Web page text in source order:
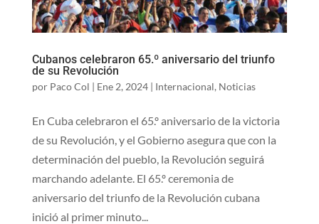
Cubanos celebraron 65.º aniversario del triunfo
de su Revolución
por Paco Col | Ene 2, 2024| Internacional, Noticias
En Cuba celebraron el 65.º aniversario de la victoria
de su Revolución, y el Gobierno asegura que con la
determinación del pueblo, la Revolución seguirá
marchando adelante. El 65.º ceremonia de
aniversario del triunfo de la Revolución cubana
inició al primer minuto...